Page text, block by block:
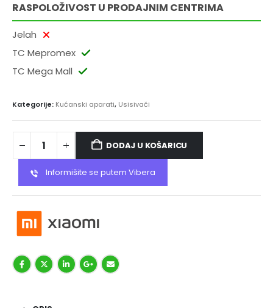
RASPOLOŽIVOST U PRODAJNIM CENTRIMA
Jelah
TC Mepromex
TC Mega Mall
Kategorije: Kućanski aparati, Usisivači
DODAJ U KOŠARICU
Informišite se putem Vibera